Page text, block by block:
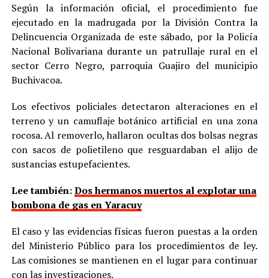
Según la información oficial, el procedimiento fue
ejecutado en la madrugada por la División Contra la
Delincuencia Organizada de este sábado, por la Policía
Nacional Bolivariana durante un patrullaje rural en el
sector Cerro Negro, parroquia Guajiro del municipio
Buchivacoa.
Los efectivos policiales detectaron alteraciones en el
terreno y un camuflaje botánico artificial en una zona
rocosa. Al removerlo, hallaron ocultas dos bolsas negras
con sacos de polietileno que resguardaban el alijo de
sustancias estupefacientes.
Lee también:Dos hermanos muertos al explotar una
bombona de gas en Yaracuy
El caso y las evidencias físicas fueron puestas a la orden
del Ministerio Público para los procedimientos de ley.
Las comisiones se mantienen en el lugar para continuar
con las investigaciones.